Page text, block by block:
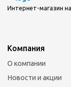
Интернет-магазин
Компания
О компании
Новости и акции